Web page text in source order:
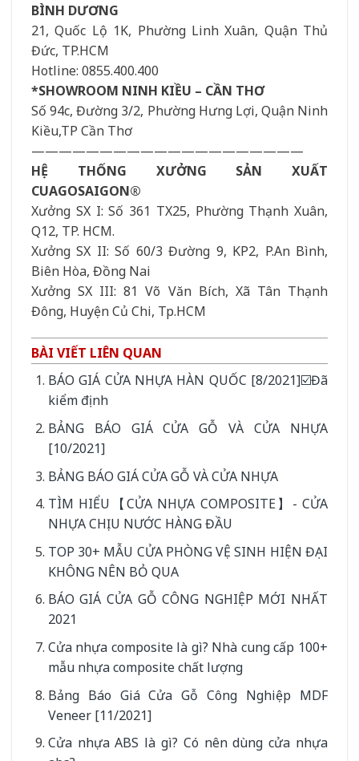
BÌNH DƯƠNG
21, Quốc Lộ 1K, Phường Linh Xuân, Quận Thủ
Đức, TP.HCM
Hotline: 0855.400.400
*SHOWROOM NINH KIỀU – CẦN THƠ
Số 94c, Đường 3/2, Phường Hưng Lợi, Quận Ninh
Kiều,TP Cần Thơ
————————————————————
HỆ THỐNG XƯỞNG SẢN XUẤT
CUAGOSAIGON®
Xưởng SX I: Số 361 TX25, Phường Thạnh Xuân,
Q12, TP. HCM.
Xưởng SX II: Số 60/3 Đường 9, KP2, P.An Bình,
Biên Hòa, Đồng Nai
Xưởng SX III: 81 Võ Văn Bích, Xã Tân Thạnh
Đông, Huyện Củ Chi, Tp.HCM
BÀI VIẾT LIÊN QUAN
BÁO GIÁ CỬA NHỰA HÀN QUỐC [8/2021]☑️Đã
kiểm định
BẢNG BÁO GIÁ CỬA GỖ VÀ CỬA NHỰA
[10/2021]
BẢNG BÁO GIÁ CỬA GỖ VÀ CỬA NHỰA
TÌM HIỂU【CỬA NHỰA COMPOSITE】- CỬA
NHỰA CHỊU NƯỚC HÀNG ĐẦU
TOP 30+ MẪU CỬA PHÒNG VỆ SINH HIỆN ĐẠI
KHÔNG NÊN BỎ QUA
BÁO GIÁ CỬA GỖ CÔNG NGHIỆP MỚI NHẤT
2021
Cửa nhựa composite là gì? Nhà cung cấp 100+
mẫu nhựa composite chất lượng
Bảng Báo Giá Cửa Gỗ Công Nghiệp MDF
Veneer [11/2021]
Cửa nhựa ABS là gì? Có nên dùng cửa nhựa